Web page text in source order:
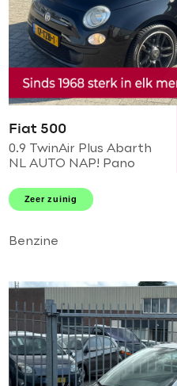
Fiat 500
0.9 TwinAir Plus Abarth
NL AUTO NAP! Pano
pakket l MTF-stuur l
Airco! Dealer OH l
Zeer zuinig
Benzine